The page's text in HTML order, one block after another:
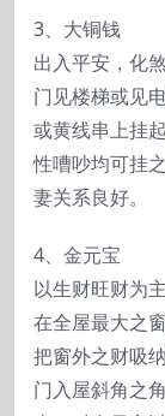
3、大铜钱
出入平安，化
门见楼梯或见
或黄线串上挂
性嘈吵均可挂
妻关系良好。
4、金元宝
以生财旺财为
在全屋最大之
把窗外之财吸
门入屋斜角之